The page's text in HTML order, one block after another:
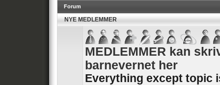
Forum
NYE MEDLEMMER
MEDLEMMER kan
barnevernet her
Everything except topic